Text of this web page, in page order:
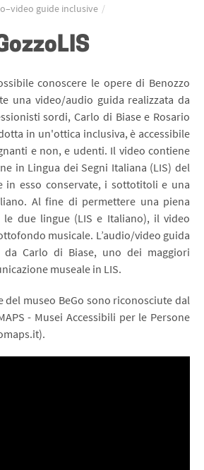
guide inclusive /
conoscere le opere di Benozzo
una video/audio guida realizzata da
sordi, Carlo di Biase e Rosario
in un'ottica inclusiva, è accessibile
e non, e udenti. Il video contiene
in Lingua dei Segni Italiana (LIS) del
in esso conservate, i sottotitoli e una
Al fine di permettere una piena
le due lingue (LIS e Italiano), il video
musicale. L’audio/video guida
Carlo di Biase, uno dei maggiori
museale in LIS.
del museo BeGo sono riconosciute dal
- Musei Accessibili per le Persone
).